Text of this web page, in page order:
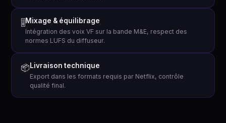
🎚 Mixage & équilibrage
Intégration des voix VF sur la bande M&E, respect des
normes LUFS du diffuseur.
📦Livraison technique
Export dans les formats requis par Netflix, contrôle
qualité final.